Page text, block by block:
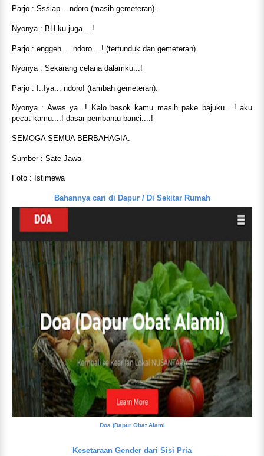
Parjo : Sssiap... ndoro (masih gemeteran).
Nyonya : BH ku juga....!
Parjo : enggeh.... ndoro....! (tertunduk dan gemeteran).
Nyonya : Sekarang celana dalamku...!
Parjo : I..Iya... ndoro! (tambah gemeteran).
Nyonya : Awas ya...! Kalo besok kamu masih pake bajuku....! aku
pecat kamu....! dasar pembantu banci....!
SEMOGA SEMUA BERBAHAGIA.
Sumber : Sate Jawa
Foto : Istimewa
Bahannya cari di Dapur / Di Sekitar Rumah
Doa (Dapur Obat Alami
Kesetaraan Gender dari Sisi Pria